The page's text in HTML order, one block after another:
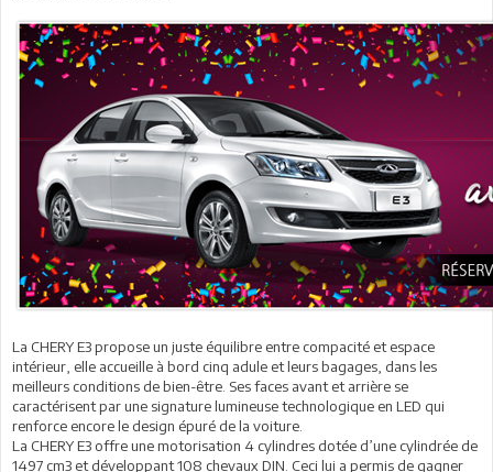
La CHERY E3 propose un juste équilibre entre compacité et espace
intérieur, elle accueille à bord cinq adule et leurs bagages, dans les
meilleurs conditions de bien-être. Ses faces avant et arrière se
caractérisent par une signature lumineuse technologique en LED qui
renforce encore le design épuré de la voiture.
La CHERY E3 offre une motorisation 4 cylindres dotée d’une cylindrée de
1497 cm3 et développant 108 chevaux DIN. Ceci lui a permis de gagner